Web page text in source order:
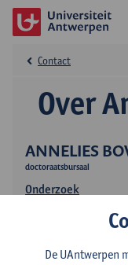
ANNELIES
doctoraatsbursaal
Onderzoek
Over
Contact
De UAntwerpen